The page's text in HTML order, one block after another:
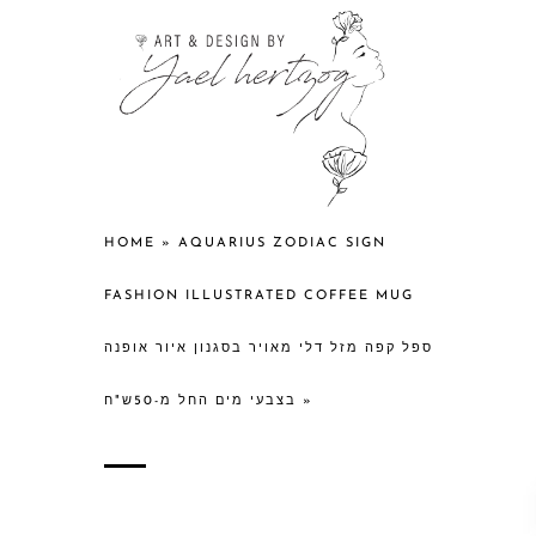
HOME » AQUARIUS ZODIAC SIGN
FASHION ILLUSTRATED COFFEE MUG
ספל קפה מזל דלי מאויר בסגנון איור אופנה
בצבעי מים החל מ-50ש"ח »